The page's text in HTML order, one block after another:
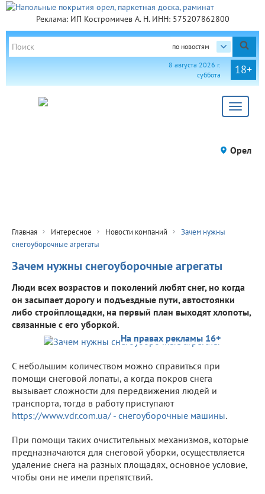
Реклама: ИП Костромичев А. Н. ИНН: 575207862800
по новостям
18+
8 августа 2026 г.
суббота
Toggle
Орел
Главная Интересное Новости компаний
Зачем нужны
снегоуборочные агрегаты
Зачем нужны снегоуборочные агрегаты
Люди всех возрастов и поколений любят снег, но когда
он засыпает дорогу и подъездные пути, автостоянки
либо стройплощадки, на первый план выходят хлопоты,
связанные с его уборкой.
На правах рекламы 16+
С небольшим количеством можно справиться при
помощи снеговой лопаты, а когда покров снега
вызывает сложности для передвижения людей и
транспорта, тогда в работу приступают
https://www.vdr.com.ua/ - снегоуборочные машины.
При помощи таких очистительных механизмов, которые
предназначаются для снеговой уборки, осуществляется
удаление снега на разных площадях, основное условие,
чтобы они не имели препятствий.